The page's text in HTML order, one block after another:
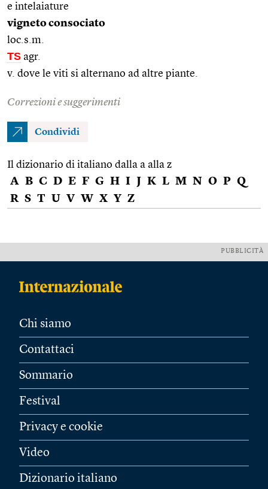
e intelaiature
vigneto consociato
loc.s.m.
TS agr.
v. dove le viti si alternano ad altre piante.
Correzioni e suggerimenti
Condividi
Il dizionario di italiano dalla a alla z
A B C D E F G H I J K L M N O P Q
R S T U V W X Y Z
PUBBLICITÀ
Chi siamo
Contattaci
Sommario
Festival
Privacy e cookie
Video
Dizionario italiano